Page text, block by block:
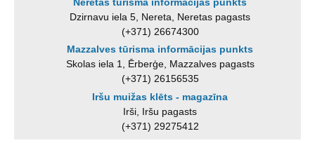
Dzirnavu iela 5, Nereta, Neretas pagasts
(+371) 26674300
Mazzalves tūrisma informācijas punkts
Skolas iela 1, Ērberģe, Mazzalves pagasts
(+371) 26156535
Iršu muižas klēts - magazīna
Irši, Iršu pagasts
(+371) 29275412